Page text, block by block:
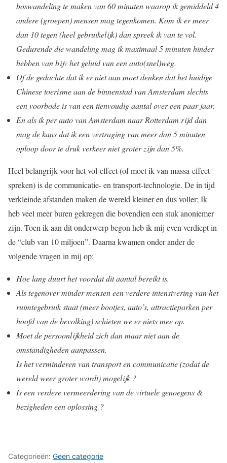
boswandeling te maken van 60 minuten waarop ik gemiddeld 4
andere (groepen) mensen mag tegenkomen. Kom ik er meer
dan 10 tegen (heel gebruikelijk) dan spreek ik van te vol.
Gedurende die wandeling mag ik maximaal 5 minuten hinder
hebben van bijv het geluid van een auto(snel)weg.
Of de gedachte dat ik er niet aan moet denken dat het huidige
Chinese toerisme aan de binnenstad van Amsterdam slechts
een voorbode is van een tienvoudig aantal over een paar jaar.
En als ik per auto van Amsterdam naar Rotterdam rijd dan
mag de kans dat ik een vertraging van meer dan 5 minuten
oploop door te druk verkeer niet groter zijn dan 5%.
Heel belangrijk voor het vol-effect (of moet ik van massa-effect
spreken) is de communicatie- en transport-technologie. De in tijd
verkleinde afstanden maken de wereld kleiner en dus voller; Ik
heb veel meer buren gekregen die bovendien een stuk anoniemer
zijn. Toen ik aan dit onderwerp begon heb ik mij even verdiept in
de “club van 10 miljoen”. Daarna kwamen onder ander de
volgende vragen in mij op:
Hoe lang duurt het voordat dit aantal bereikt is.
Als tegenover minder mensen een verdere intensivering van het
ruimtegebruik staat (meer bootjes, auto’s, attractieparken per
hoofd van de bevolking) schieten we er niets mee op.
Moet de persoonlijkheid zich dan maar niet aan de
omstandigheden aanpassen.
Is het verminderen van transport en communicatie (zodat de
wereld weer groter wordt) mogelijk ?
Is een verdere vermeerdering van de virtuele genoegens &
bezigheden een oplossing ?
Categorieën: Geen categorie